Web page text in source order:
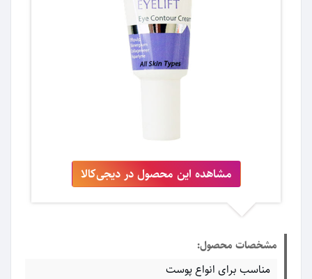
مشاهده این محصول در دیجی‌کالا
مشخصات محصول:
مناسب برای انواع پوست